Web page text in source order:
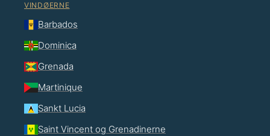
VINDØERNE
Barbados
Dominica
Grenada
Martinique
Sankt Lucia
Saint Vincent og Grenadinerne